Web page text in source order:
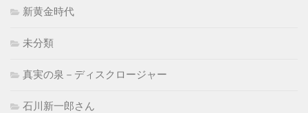
新黄金時代
未分類
真実の泉－ディスクロージャー
石川新一郎さん